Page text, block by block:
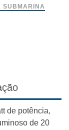
SUBMARINA
de potência,
de 20